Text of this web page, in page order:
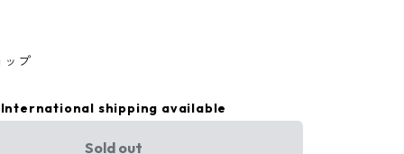
ップ
International shipping available
Sold out